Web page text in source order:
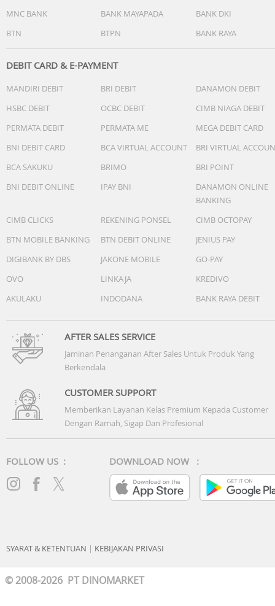
MNC BANK
BANK MAYAPADA
BANK DKI
BTN
BTPN BANK RAYA
DEBIT CARD & E-PAYMENT
MANDIRI DEBIT BRI DEBIT
DANAMON DEBIT
HSBC DEBIT
OCBC DEBIT
CIMB NIAGA DEBIT
PERMATA DEBIT
PERMATA ME
MEGA DEBIT CARD
BNI DEBIT CARD
BCA VIRTUAL ACCOUNT
BRI VIRTUAL
BCA SAKUKU
BRIMO
BRI POINT
BNI DEBIT ONLINE
IPAY BNI
DANAMON ONLINE
BANKING
CIMB CLICKS
REKENING PONSEL
CIMB OCTOPAY
BTN MOBILE BANKING
BTN DEBIT ONLINE
JENIUS PAY
DIGIBANK BY DBS
JAKONE MOBILE
GO-PAY
OVO
LINKAJA
KREDIVO
AKULAKU
INDODANA BANK RAYA DEBIT
AFTER SALES SERVICE
Jaminan Penanganan After Sales Untuk Produk Yang
Berkendala
CUSTOMER SUPPORT
Memberikan Layanan Kelas Premium Kepada Customer
Dengan Ramah, Sigap Dan Profesional
FOLLOW US : DOWNLOAD NOW :
SYARAT & KETENTUAN | KEBIJAKAN PRIVASI
© 2008-2026 PT DINOMARKET